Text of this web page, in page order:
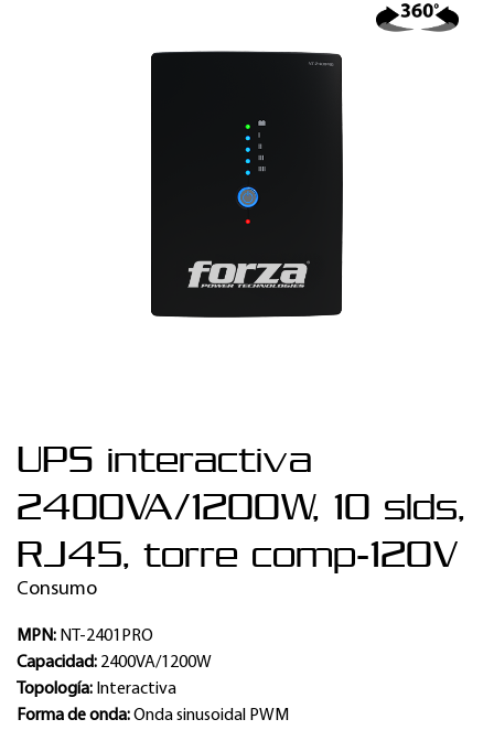
UPS interactiva
2400VA/1200W, 10 slds,
RJ45, torre comp-120V
Consumo
MPN: NT-2401PRO
Capacidad: 2400VA/1200W
Topología: Interactiva
Forma de onda:Onda sinusoidal PWM